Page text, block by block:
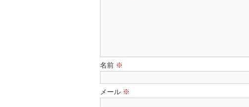
名前 ※
メール ※